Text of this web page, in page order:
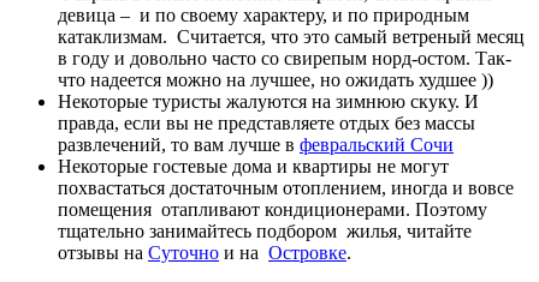
девица – и по своему характеру, и по природным
катаклизмам. Считается, что это самый ветреный месяц
в году и довольно часто со свирепым норд-остом. Так-
что надеется можно на лучшее, но ожидать худшее ))
Некоторые туристы жалуются на зимнюю скуку. И
правда, если вы не представляете отдых без массы
развлечений, то вам лучше в февральский Сочи
Некоторые гостевые дома и квартиры не могут
похвастаться достаточным отоплением, иногда и вовсе
помещения отапливают кондиционерами. Поэтому
тщательно занимайтесь подбором жилья, читайте
отзывы на Суточно и на Островке.